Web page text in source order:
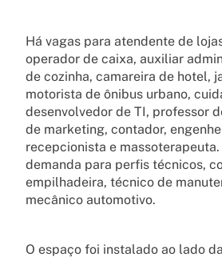
Há vagas para atendente de
operador de caixa, auxiliar
de cozinha, camareira de hotel,
motorista de ônibus urbano,
desenvolvedor de TI, professor
de marketing, contador,
recepcionista e
demanda para perfis técnicos,
empilhadeira, técnico de
mecânico automotivo.
O espaço foi instalado ao lado